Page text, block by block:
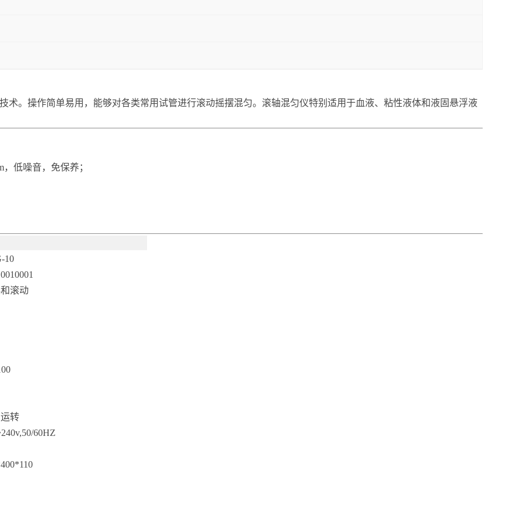
术。操作简单易用，能够对各类常用试管进行滚动摇摆混匀。滚轴混匀仪特别适用于血液、粘性液体和液固悬浮液
低噪音，免保养；
10
滚动
转
60HZ